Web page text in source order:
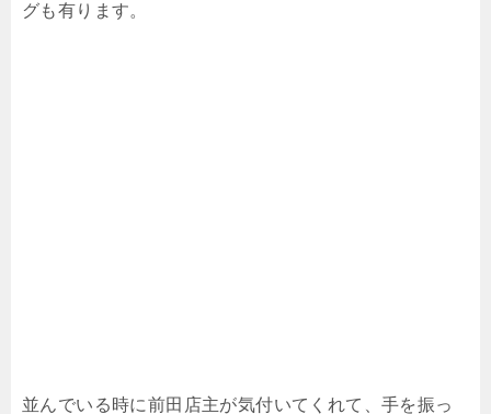
グも有ります。
並んでいる時に前田店主が気付いてくれて、手を振っ